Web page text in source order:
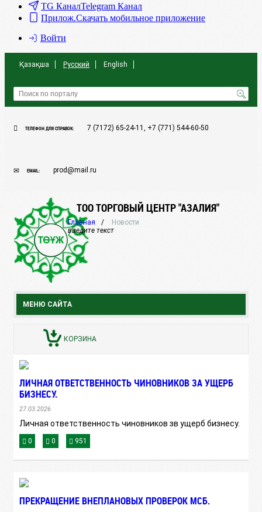
TG КаналTelegram Канал
Прилож.Скачать мобильное приложение
Войти
Қазақша Русский English
ТЕЛЕФОН ДЛЯ СПРАВОК: 7 (7172) 65-24-11, +7 (771) 544-60-50
EMAIL: prod@mail.ru
ТОО ТОРГОВЫЙ ЦЕНТР "АЗАЛИЯ"
МЕНЮ САЙТА
КОРЗИНА
Главная
Новости
введите текст
ЛИЧНАЯ ОТВЕТСТВЕННОСТЬ ЧИНОВНИКОВ ЗА УЩЕРБ
БИЗНЕСУ.
27.03.2026
Личная ответственность чиновников зв ущерб бизнесу.
0 0 951
ПРЕКРАЩЕНИЕ ВНЕПЛАНОВЫХ ПРОВЕРОК МСБ.